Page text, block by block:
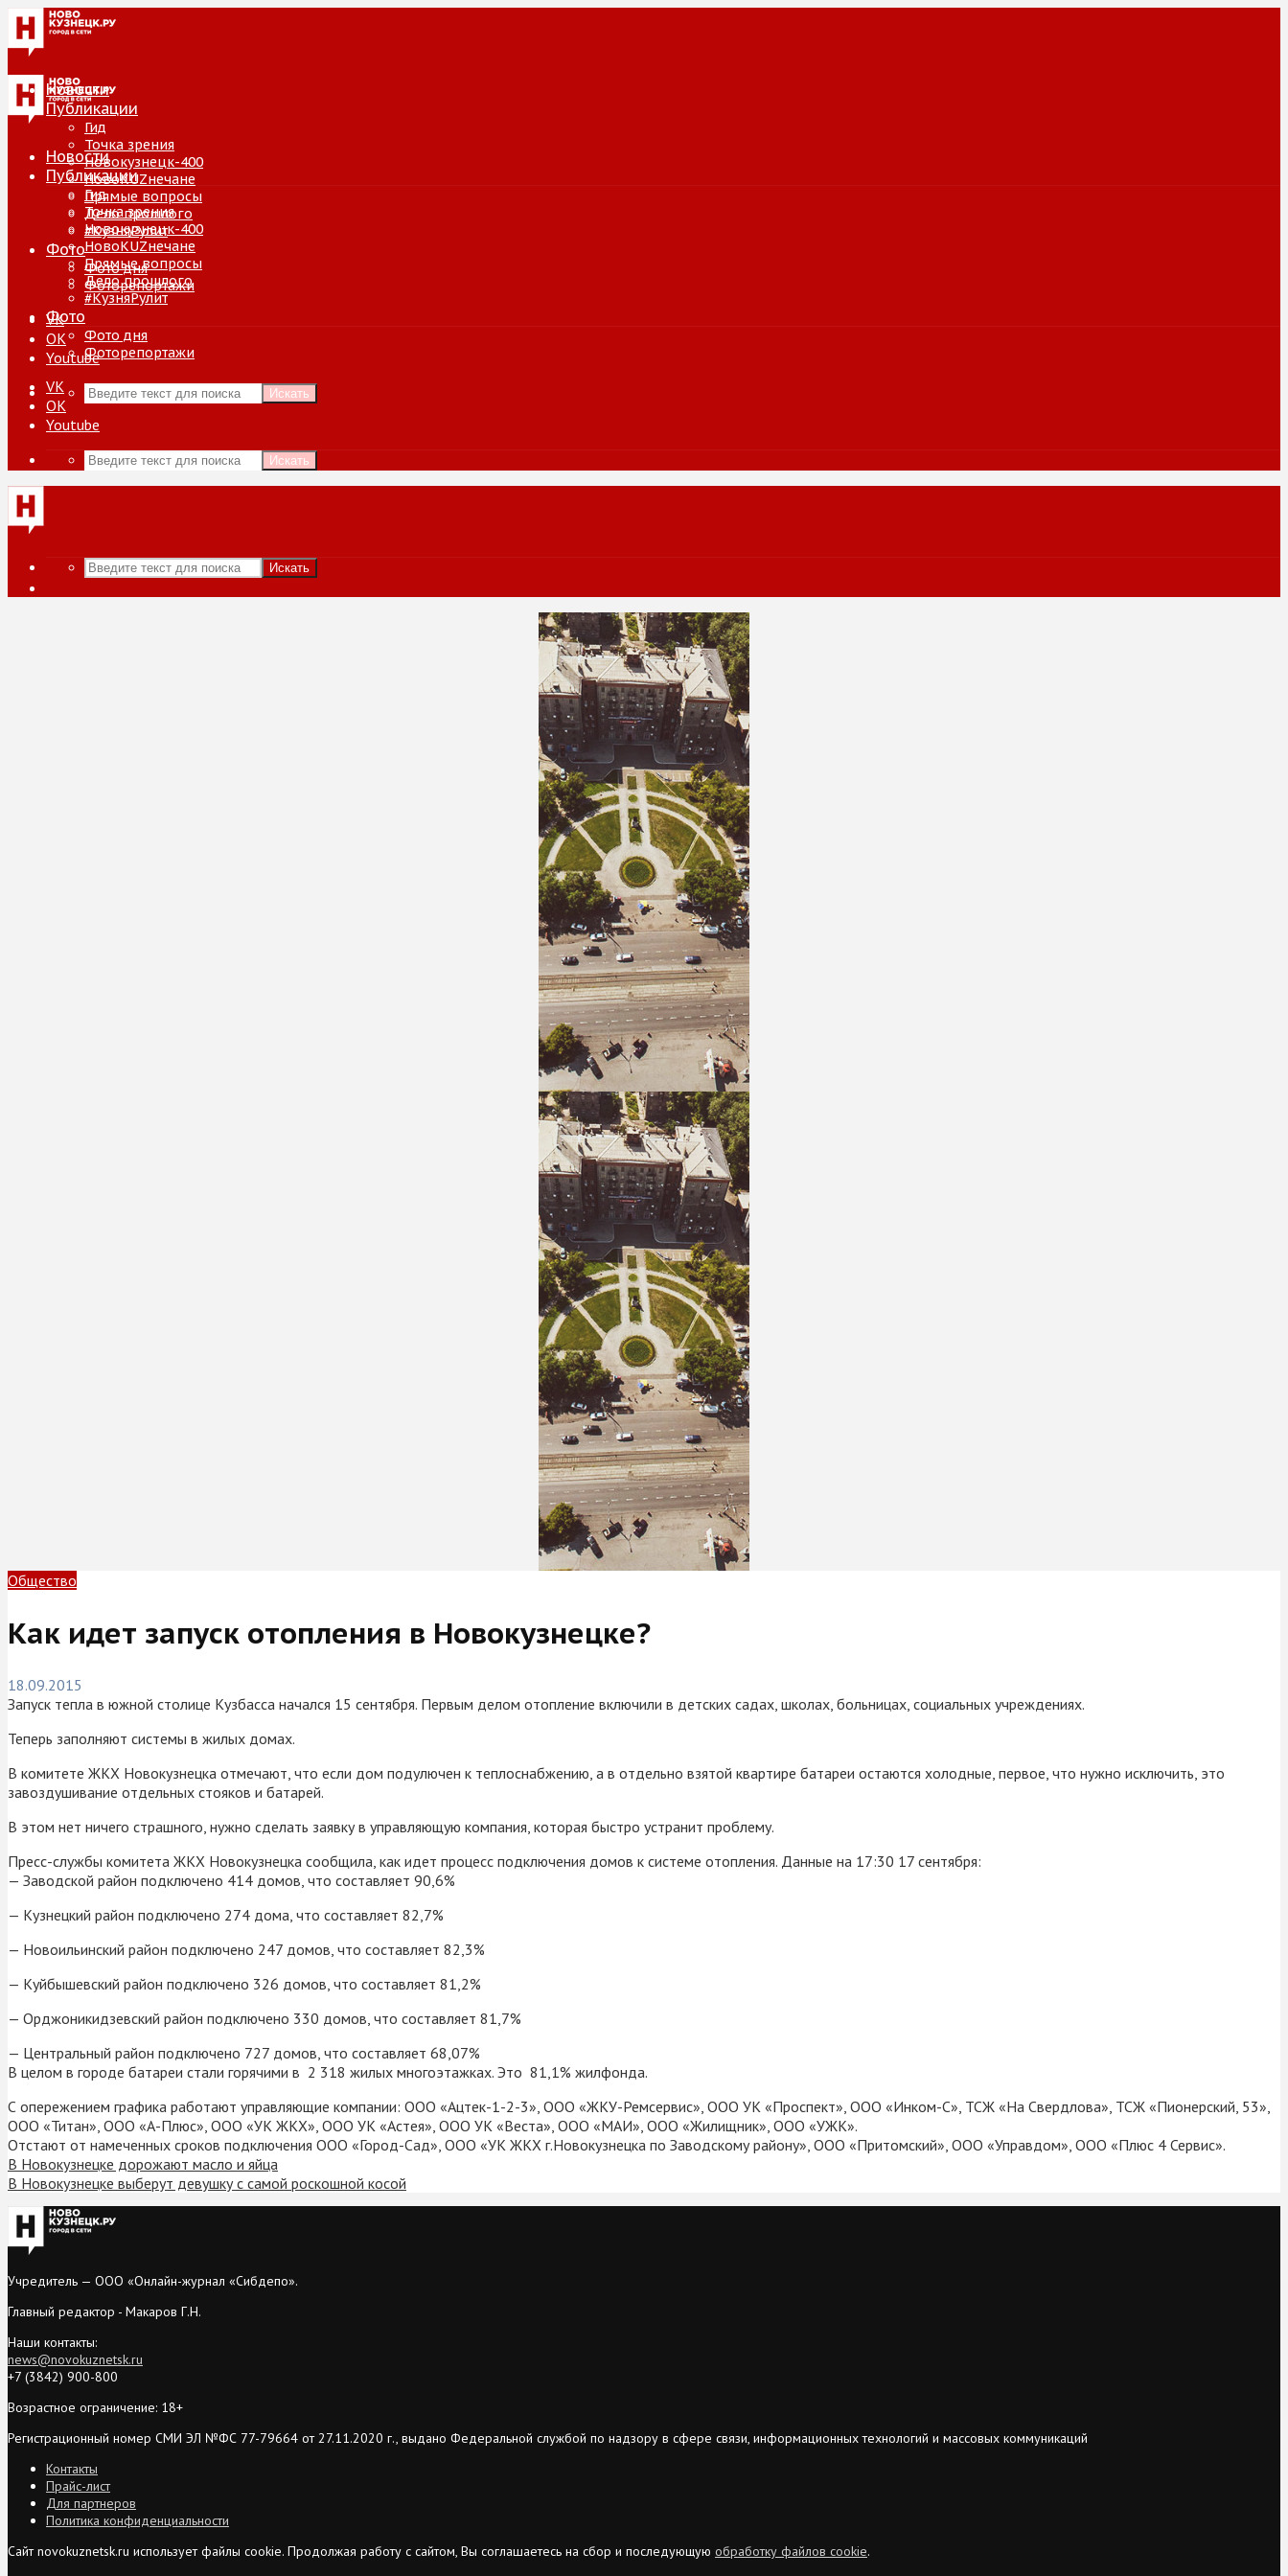
Новости
Публикации
Гид
Точка зрения
Новокузнецк-400
НовоKUZнечане
Прямые вопросы
Дело прошлого
#КузняРулит
Фото
Фото дня
Фоторепортажи
VK
ОК
Youtube
Искать
Новости
Публикации
Гид
Точка зрения
Новокузнецк-400
НовоKUZнечане
Прямые вопросы
Дело прошлого
#КузняРулит
Фото
Фото дня
Фоторепортажи
VK
ОК
Youtube
Искать
Искать
Общество
Как идет запуск отопления в Новокузнецке?
18.09.2015
Запуск тепла в южной столице Кузбасса начался 15 сентября. Первым делом отопление включили в детских садах, школах, больницах, социальных учреждениях.
Теперь заполняют системы в жилых домах.
В комитете ЖКХ Новокузнецка отмечают, что если дом подулючен к теплоснабжению, а в отдельно взятой квартире батареи остаются холодные, первое, что нужно исключить, это
завоздушивание отдельных стояков и батарей.
В этом нет ничего страшного, нужно сделать заявку в управляющую компания, которая быстро устранит проблему.
Пресс-службы комитета ЖКХ Новокузнецка сообщила, как идет процесс подключения домов к системе отопления. Данные на 17:30 17 сентября:
— Заводской район подключено 414 домов, что составляет 90,6%
— Кузнецкий район подключено 274 дома, что составляет 82,7%
— Новоильинский район подключено 247 домов, что составляет 82,3%
— Куйбышевский район подключено 326 домов, что составляет 81,2%
— Орджоникидзевский район подключено 330 домов, что составляет 81,7%
— Центральный район подключено 727 домов, что составляет 68,07%
В целом в городе батареи стали горячими в 2 318 жилых многоэтажках. Это 81,1% жилфонда.
С опережением графика работают управляющие компании: ООО «Ацтек-1-2-3», ООО «ЖКУ-Ремсервис», ООО УК «Проспект», ООО «Инком-С», ТСЖ «На Свердлова», ТСЖ «Пионерский, 53»,
ООО «Титан», ООО «А-Плюс», ООО «УК ЖКХ», ООО УК «Астея», ООО УК «Веста», ООО «МАИ», ООО «Жилищник», ООО «УЖК».
Отстают от намеченных сроков подключения ООО «Город-Сад», ООО «УК ЖКХ г.Новокузнецка по Заводскому району», ООО «Притомский», ООО «Управдом», ООО «Плюс 4 Сервис».
В Новокузнецке дорожают масло и яйца
В Новокузнецке выберут девушку с самой роскошной косой
Учредитель — ООО «Онлайн-журнал «Сибдепо».
Главный редактор - Макаров Г.Н.
Наши контакты:
news@novokuznetsk.ru
+7 (3842) 900-800
Возрастное ограничение: 18+
Регистрационный номер СМИ ЭЛ №ФС 77-79664 от 27.11.2020 г., выдано Федеральной службой по надзору в сфере связи, информационных технологий и массовых коммуникаций
Контакты
Прайс-лист
Для партнеров
Политика конфиденциальности
Сайт novokuznetsk.ru использует файлы cookie. Продолжая работу с сайтом, Вы соглашаетесь на сбор и последующую обработку файлов cookie.